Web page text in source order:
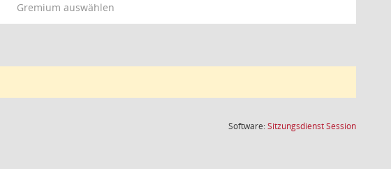
Gremium auswählen
Software:SitzungsdienstSession(Wird in